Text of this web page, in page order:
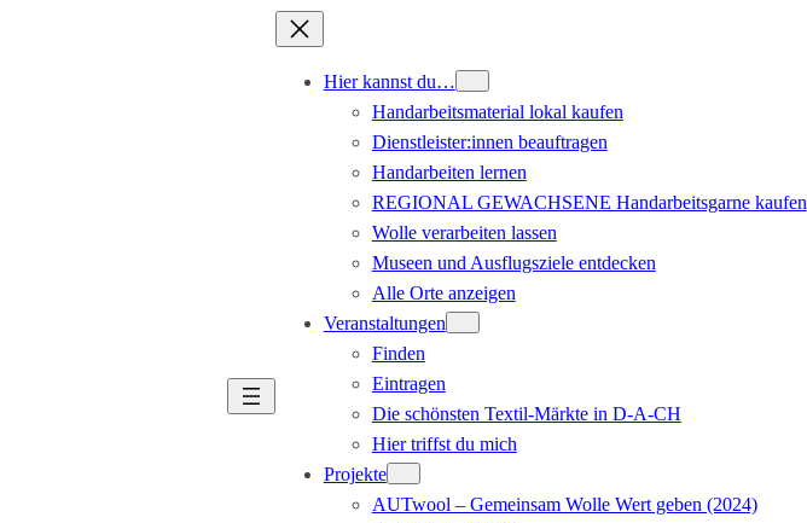
Hier kannst du…
Handarbeitsmaterial lokal kaufen
Dienstleister:innen beauftragen
Handarbeiten lernen
REGIONAL GEWACHSENE Handarbeitsgarne kaufen
Wolle verarbeiten lassen
Museen und Ausflugsziele entdecken
Alle Orte anzeigen
Veranstaltungen
Finden
Eintragen
Die schönsten Textil-Märkte in D-A-CH
Hier triffst du mich
Projekte
AUTwool – Gemeinsam Wolle Wert geben (2024)